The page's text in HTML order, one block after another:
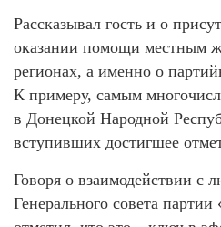
Рассказывал гость и о
оказании помощи местным
регионах, а именно о
К примеру, самым
в Донецкой Народной
вступивших достигшее
Говоря о взаимодействии с
Генерального совета